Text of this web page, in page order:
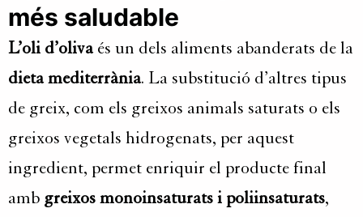
més saludable
L’oli d’olivaés un dels aliments abanderats de la
dieta mediterrània. La substitució d’altres tipus
de greix, com els greixos animals saturats o els
greixos vegetals hidrogenats, per aquest
ingredient, permet enriquir el producte final
amb greixos monoinsaturats i poliinsaturats,